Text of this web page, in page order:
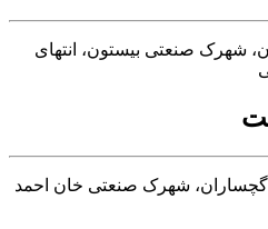
صنعتی بیستون، انتهای